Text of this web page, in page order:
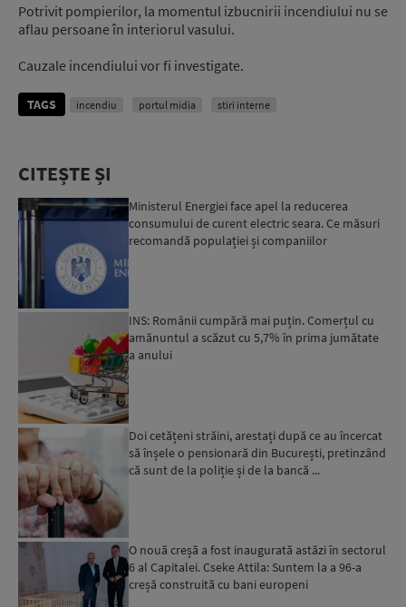
Potrivit pompierilor, la momentul izbucnirii incendiului nu se
aflau persoane în interiorul vasului.
Cauzale incendiului vor fi investigate.
TAGS incendiu portul midia stiri interne
CITEȘTE ȘI
Ministerul Energiei face apel la reducerea
consumului de curent electric seara. Ce măsuri
recomandă populației și companiilor
INS: Românii cumpără mai puțin. Comerțul cu
amănuntul a scăzut cu 5,7% în prima jumătate
a anului
Doi cetățeni străini, arestați după ce au încercat
să înșele o pensionară din București, pretinzând
că sunt de la poliție și de la bancă ...
O nouă creșă a fost inaugurată astăzi în sectorul
6 al Capitalei. Cseke Attila: Suntem la a 96-a
creșă construită cu bani europeni